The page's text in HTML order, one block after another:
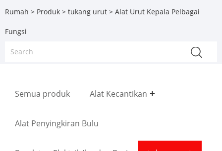
Rumah > Produk > tukang urut > Alat Urut Kepala Pelbagai
Fungsi
Semua produk Alat Kecantikan
Alat Penyingkiran Bulu